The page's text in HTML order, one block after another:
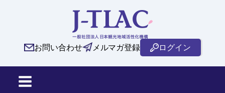
お問い合わせ メルマガ登録 ログイン